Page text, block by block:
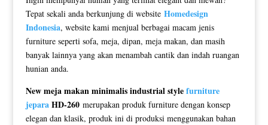
Tepat sekali anda berkunjung di website Homedesign
Indonesia, website kami menjual berbagai macam jenis
furniture seperti sofa, meja, dipan, meja makan, dan masih
banyak lainnya yang akan menambah cantik dan indah ruangan
hunian anda.
New meja makan minimalis industrial stylefurniture
jeparaHD-260merupakan produk furniture dengan konsep
elegan dan klasik, produk ini di produksi menggunakan bahan